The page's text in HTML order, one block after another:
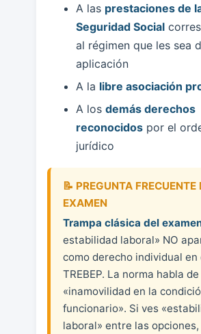
A las prestaciones de
Seguridad Social
al régimen que les sea
aplicación
A la libre asociación
A losdemás derechos
reconocidos por el
jurídico
Trampa clásica del
estabilidad laboral» NO
como derecho individual en
TREBEP. La norma habla de
«inamovilidad en la
funcionario». Si ves
laboral» entre las opciones,